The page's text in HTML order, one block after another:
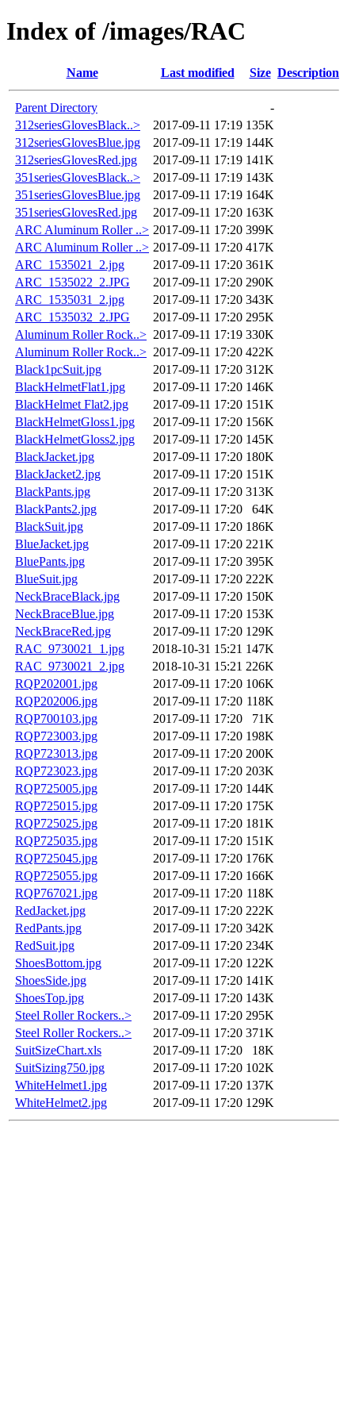
Index of /images/RAC
Name Last modified Size Description
Parent Directory
-
312seriesGlovesBlack..>
2017-09-11 17:19 135K
312seriesGlovesBlue.jpg
2017-09-11 17:19 144K
312seriesGlovesRed.jpg
2017-09-11 17:19 141K
351seriesGlovesBlack..>
2017-09-11 17:19 143K
351seriesGlovesBlue.jpg
2017-09-11 17:19 164K
351seriesGlovesRed.jpg
2017-09-11 17:20 163K
ARC Aluminum Roller ..> 2017-09-11 17:20 399K
ARC Aluminum Roller ..> 2017-09-11 17:20 417K
ARC_1535021_2.jpg
2017-09-11 17:20 361K
ARC_1535022_2.JPG
2017-09-11 17:20 290K
ARC_1535031_2.jpg
2017-09-11 17:20 343K
ARC_1535032_2.JPG
2017-09-11 17:20 295K
Aluminum Roller Rock..> 2017-09-11 17:19 330K
Aluminum Roller Rock..> 2017-09-11 17:20 422K
Black1pcSuit.jpg
2017-09-11 17:20 312K
BlackHelmetFlat1.jpg
2017-09-11 17:20 146K
BlackHelmet Flat2.jpg
2017-09-11 17:20 151K
BlackHelmetGloss1.jpg
2017-09-11 17:20 156K
BlackHelmetGloss2.jpg
2017-09-11 17:20 145K
BlackJacket.jpg
2017-09-11 17:20 180K
BlackJacket2.jpg
2017-09-11 17:20 151K
BlackPants.jpg
2017-09-11 17:20 313K
BlackPants2.jpg
2017-09-11 17:20
64K
BlackSuit.jpg
2017-09-11 17:20 186K
BlueJacket.jpg
2017-09-11 17:20 221K
BluePants.jpg
2017-09-11 17:20 395K
BlueSuit.jpg
2017-09-11 17:20 222K
NeckBraceBlack.jpg
2017-09-11 17:20 150K
NeckBraceBlue.jpg
2017-09-11 17:20 153K
NeckBraceRed.jpg
2017-09-11 17:20 129K
RAC_9730021_1.jpg
2018-10-31 15:21 147K
RAC_9730021_2.jpg
2018-10-31 15:21 226K
RQP202001.jpg
2017-09-11 17:20 106K
RQP202006.jpg
2017-09-11 17:20 118K
RQP700103.jpg
2017-09-11 17:20
71K
RQP723003.jpg
2017-09-11 17:20 198K
RQP723013.jpg
2017-09-11 17:20 200K
RQP723023.jpg
2017-09-11 17:20 203K
RQP725005.jpg
2017-09-11 17:20 144K
RQP725015.jpg
2017-09-11 17:20 175K
RQP725025.jpg
2017-09-11 17:20 181K
RQP725035.jpg
2017-09-11 17:20 151K
RQP725045.jpg
2017-09-11 17:20 176K
RQP725055.jpg
2017-09-11 17:20 166K
RQP767021.jpg
2017-09-11 17:20 118K
RedJacket.jpg
2017-09-11 17:20 222K
RedPants.jpg
2017-09-11 17:20 342K
RedSuit.jpg
2017-09-11 17:20 234K
ShoesBottom.jpg
2017-09-11 17:20 122K
ShoesSide.jpg
2017-09-11 17:20 141K
ShoesTop.jpg
2017-09-11 17:20 143K
Steel Roller Rockers..>
2017-09-11 17:20 295K
Steel Roller Rockers..>
2017-09-11 17:20 371K
SuitSizeChart.xls
2017-09-11 17:20
18K
SuitSizing750.jpg
2017-09-11 17:20 102K
WhiteHelmet1.jpg
2017-09-11 17:20 137K
WhiteHelmet2.jpg
2017-09-11 17:20 129K